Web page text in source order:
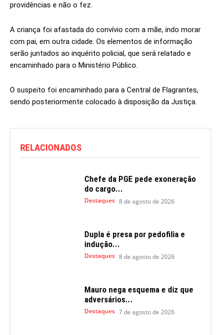
providências e não o fez.
A criança foi afastada do convívio com a mãe, indo morar
com pai, em outra cidade. Os elementos de informação
serão juntados ao inquérito policial, que será relatado e
encaminhado para o Ministério Público.
O suspeito foi encaminhado para a Central de Flagrantes,
sendo posteriormente colocado à disposição da Justiça.
RELACIONADOS
Chefe da PGE pede exoneração
do cargo...
Destaques 8 de agosto de 2026
Dupla é presa por pedofilia e
indução...
Destaques 8 de agosto de 2026
Mauro nega esquema e diz que
adversários...
Destaques 7 de agosto de 2026